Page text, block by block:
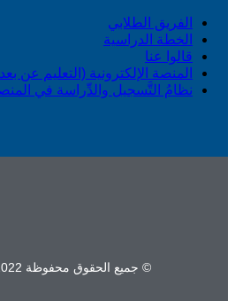
الفريق الطلابي
الخطة الدراسية
قالوا عنا
المنصة الإلكترونية (التعليم عن
نظامُ التَّسجيل والدِّراسة في
© جميع الحقوق محفوظة 2022 م , 1443 هـ .